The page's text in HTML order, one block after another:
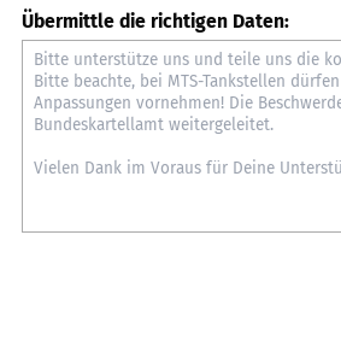
Übermittle die richtigen Daten: